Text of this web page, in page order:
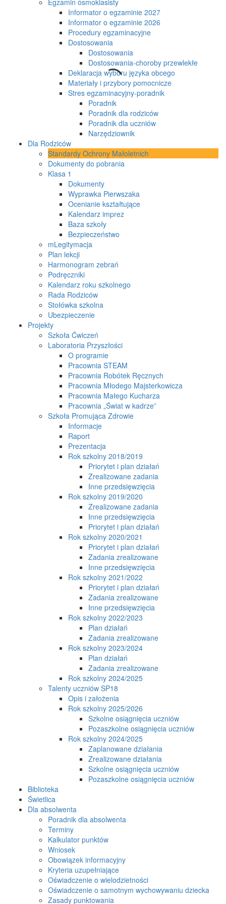
Informator o egzaminie 2027
Informator o egzaminie 2026
Procedury egzaminacyjne
Dostosowania
Dostosowania
Dostosowania-choroby przewlekłe
Deklaracja wyboru języka obcego
Materiały i przybory pomocnicze
Stres egzaminacyjny-poradnik
Poradnik
Poradnik dla rodziców
Poradnik dla uczniów
Narzędziownik
Dla Rodziców
Standardy Ochrony Małoletnich
Dokumenty do pobrania
Klasa 1
Dokumenty
Wyprawka Pierwszaka
Ocenianie kształtujące
Kalendarz imprez
Baza szkoły
Bezpieczeństwo
mLegitymacja
Plan lekcji
Harmonogram zebrań
Podręczniki
Kalendarz roku szkolnego
Rada Rodziców
Stołówka szkolna
Ubezpieczenie
Projekty
Szkoła Ćwiczeń
Laboratoria Przyszłości
O programie
Pracownia STEAM
Pracownia Robótek Ręcznych
Pracownia Młodego Majsterkowicza
Pracownia Małego Kucharza
Pracownia „Świat w kadrze”
Szkoła Promująca Zdrowie
Informacje
Raport
Prezentacja
Rok szkolny 2018/2019
Priorytet i plan działań
Zrealizowane zadania
Inne przedsięwzięcia
Rok szkolny 2019/2020
Zrealizowane zadania
Inne przedsięwzięcia
Priorytet i plan działań
Rok szkolny 2020/2021
Priorytet i plan działań
Zadania zrealizowane
Inne przedsięwzięcia
Rok szkolny 2021/2022
Priorytet i plan działań
Zadania zrealizowane
Inne przedsięwzięcia
Rok szkolny 2022/2023
Plan działań
Zadania zrealizowane
Rok szkolny 2023/2024
Plan działań
Zadania zrealizowane
Rok szkolny 2024/2025
Talenty uczniów SP18
Opis i założenia
Rok szkolny 2025/2026
Szkolne osiągnięcia uczniów
Pozaszkolne osiągnięcia uczniów
Rok szkolny 2024/2025
Zaplanowane działania
Zrealizowane działania
Szkolne osiągnięcia uczniów
Pozaszkolne osiągnięcia uczniów
Biblioteka
Świetlica
Dla absolwenta
Poradnik dla absolwenta
Terminy
Kalkulator punktów
Wniosek
Obowiązek informacyjny
Kryteria uzupełniające
Oświadczenie o wielodzietności
Oświadczenie o samotnym wychowywaniu dziecka
Zasady punktowania